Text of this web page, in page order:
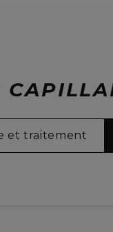
et traitement